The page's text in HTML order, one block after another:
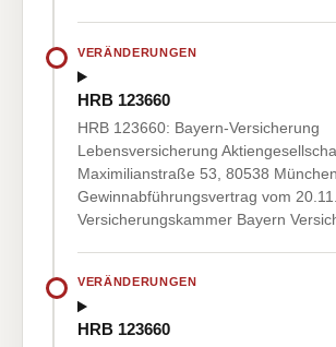
VERÄNDERUNGEN
HRB 123660
HRB 123660: Bayern-Versicherung
Lebensversicherung
Maximilianstraße 53, 80538
Gewinnabführungsvertrag vom
Versicherungskammer Bayern
VERÄNDERUNGEN
HRB 123660